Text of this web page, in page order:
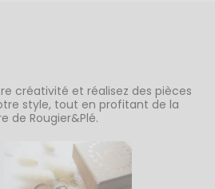
créativité et réalisez des pièces
style, tout en profitant de la
de Rougier&Plé.